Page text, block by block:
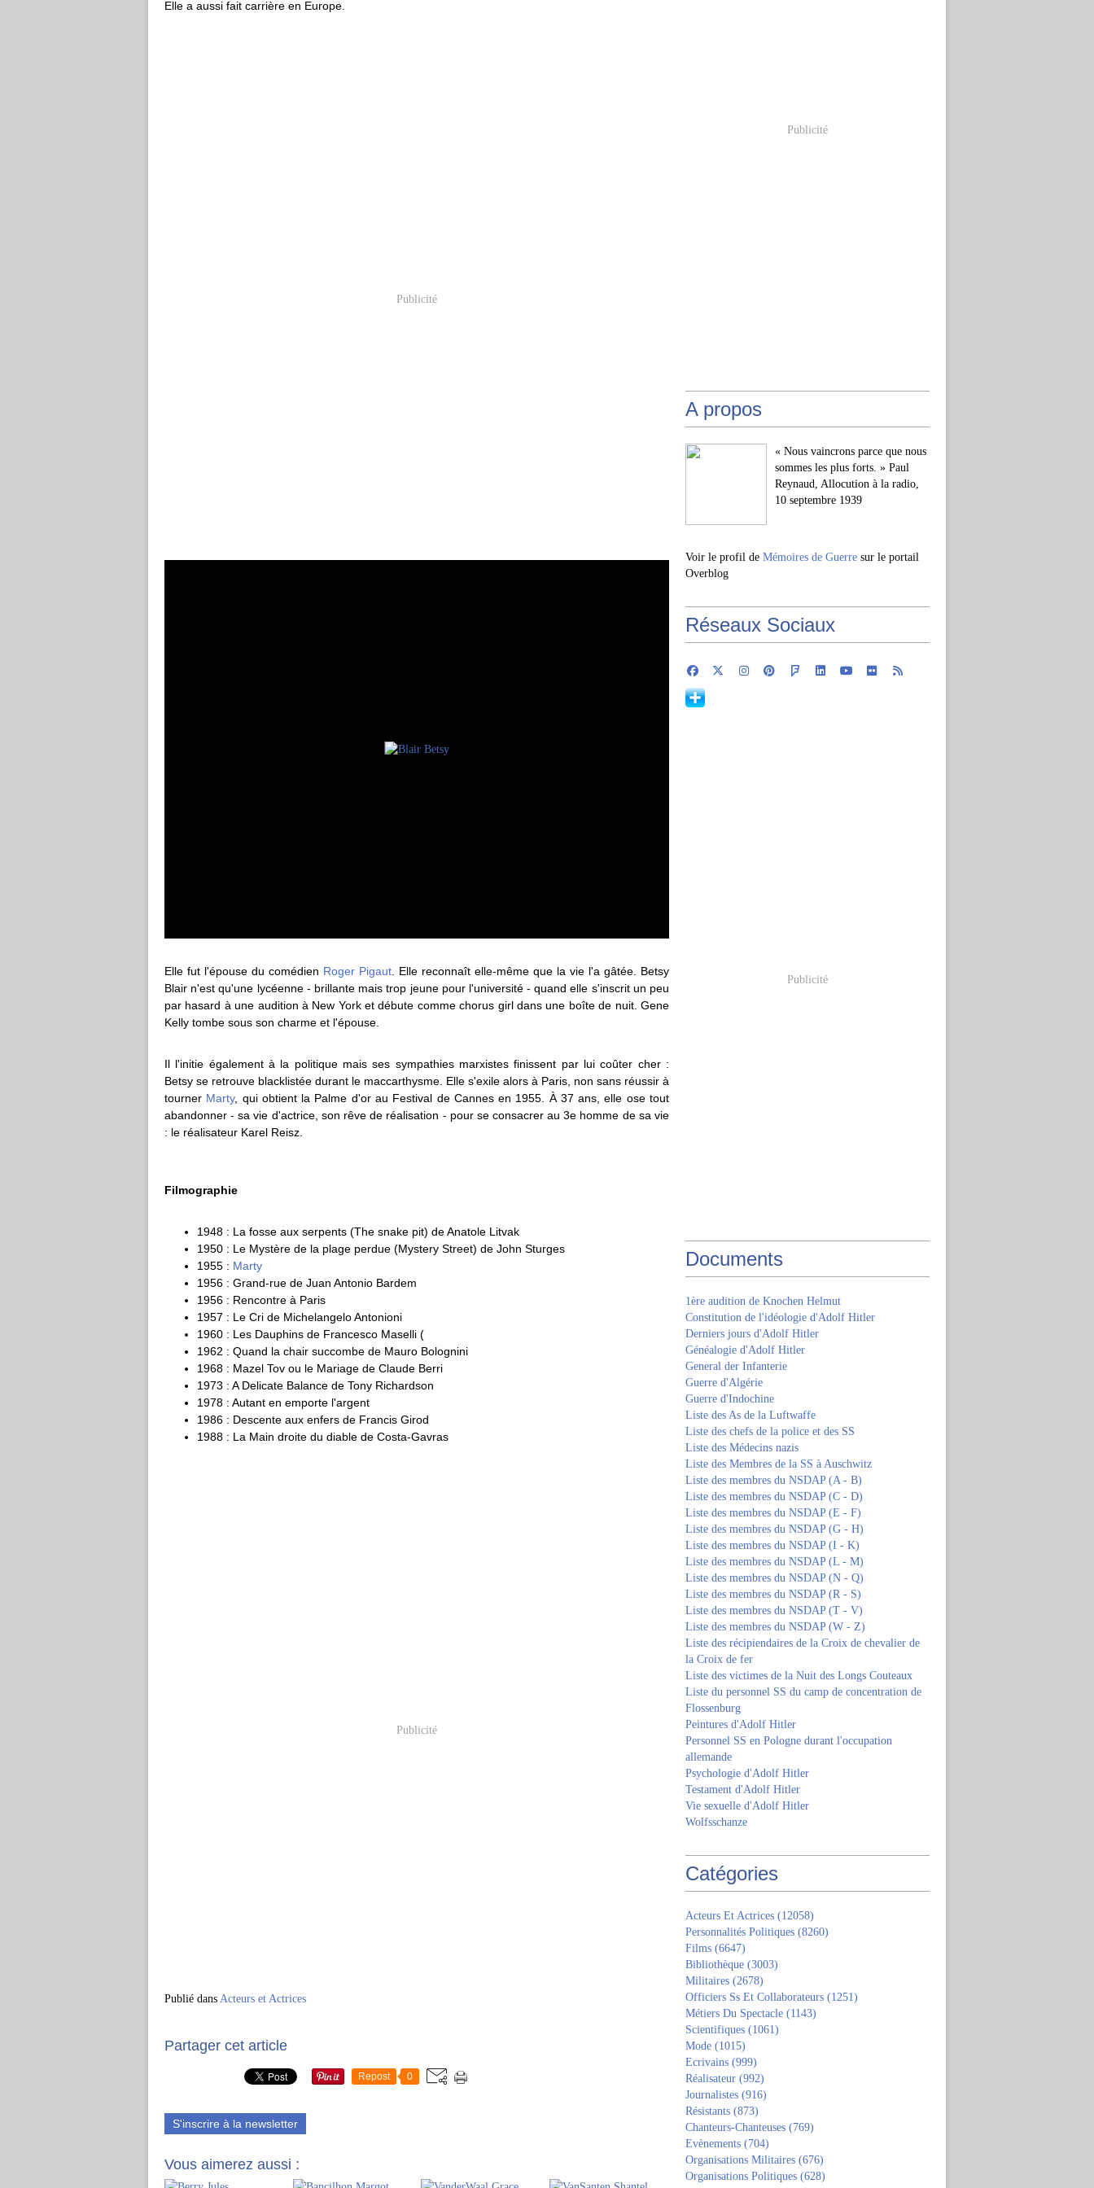
Elle a aussi fait carrière en Europe.
Publicité
Elle fut l'épouse du comédien Roger Pigaut . Elle reconnaît elle-même que la vie l'a gâtée. Betsy
Blair n'est qu'une lycéenne - brillante mais trop jeune pour l'université - quand elle s'inscrit un peu
par hasard à une audition à New York et débute comme chorus girl dans une boîte de nuit. Gene
Kelly tombe sous son charme et l'épouse.
Il l'initie également à la politique mais ses sympathies marxistes finissent par lui coûter cher :
Betsy se retrouve blacklistée durant le maccarthysme. Elle s'exile alors à Paris, non sans réussir à
tourner Marty, qui obtient la Palme d'or au Festival de Cannes en 1955. À 37 ans, elle ose tout
abandonner - sa vie d'actrice, son rêve de réalisation - pour se consacrer au 3e homme de sa vie
: le réalisateur Karel Reisz.
Filmographie
1948 : La fosse aux serpents (The snake pit) de Anatole Litvak
1950 : Le Mystère de la plage perdue (Mystery Street) de John Sturges
1955 : Marty
1956 : Grand-rue de Juan Antonio Bardem
1956 : Rencontre à Paris
1957 : Le Cri de Michelangelo Antonioni
1960 : Les Dauphins de Francesco Maselli (
1962 : Quand la chair succombe de Mauro Bolognini
1968 : Mazel Tov ou le Mariage de Claude Berri
1973 : A Delicate Balance de Tony Richardson
1978 : Autant en emporte l'argent
1986 : Descente aux enfers de Francis Girod
1988 : La Main droite du diable de Costa-Gavras
Publicité
Publié dans Acteurs et Actrices
Partager cet article
Repost 0
S'inscrire à la newsletter
Vous aimerez aussi :
Publicité
A propos
« Nous vaincrons parce que nous
sommes les plus forts. » Paul
Reynaud, Allocution à la radio,
10 septembre 1939
Voir le profil de Mémoires de Guerre sur le portail
Overblog
Réseaux Sociaux
Publicité
Documents
1ère audition de Knochen Helmut
Constitution de l'idéologie d'Adolf Hitler
Derniers jours d'Adolf Hitler
Généalogie d'Adolf Hitler
General der Infanterie
Guerre d'Algérie
Guerre d'Indochine
Liste des As de la Luftwaffe
Liste des chefs de la police et des SS
Liste des Médecins nazis
Liste des Membres de la SS à Auschwitz
Liste des membres du NSDAP (A - B)
Liste des membres du NSDAP (C - D)
Liste des membres du NSDAP (E - F)
Liste des membres du NSDAP (G - H)
Liste des membres du NSDAP (I - K)
Liste des membres du NSDAP (L - M)
Liste des membres du NSDAP (N - Q)
Liste des membres du NSDAP (R - S)
Liste des membres du NSDAP (T - V)
Liste des membres du NSDAP (W - Z)
Liste des récipiendaires de la Croix de chevalier de
la Croix de fer
Liste des victimes de la Nuit des Longs Couteaux
Liste du personnel SS du camp de concentration de
Flossenburg
Peintures d'Adolf Hitler
Personnel SS en Pologne durant l'occupation
allemande
Psychologie d'Adolf Hitler
Testament d'Adolf Hitler
Vie sexuelle d'Adolf Hitler
Wolfsschanze
Catégories
Acteurs Et Actrices (12058)
Personnalités Politiques (8260)
Films (6647)
Bibliothèque (3003)
Militaires (2678)
Officiers Ss Et Collaborateurs (1251)
Métiers Du Spectacle (1143)
Scientifiques (1061)
Mode (1015)
Ecrivains (999)
Réalisateur (992)
Journalistes (916)
Résistants (873)
Chanteurs-Chanteuses (769)
Evènements (704)
Organisations Militaires (676)
Organisations Politiques (628)